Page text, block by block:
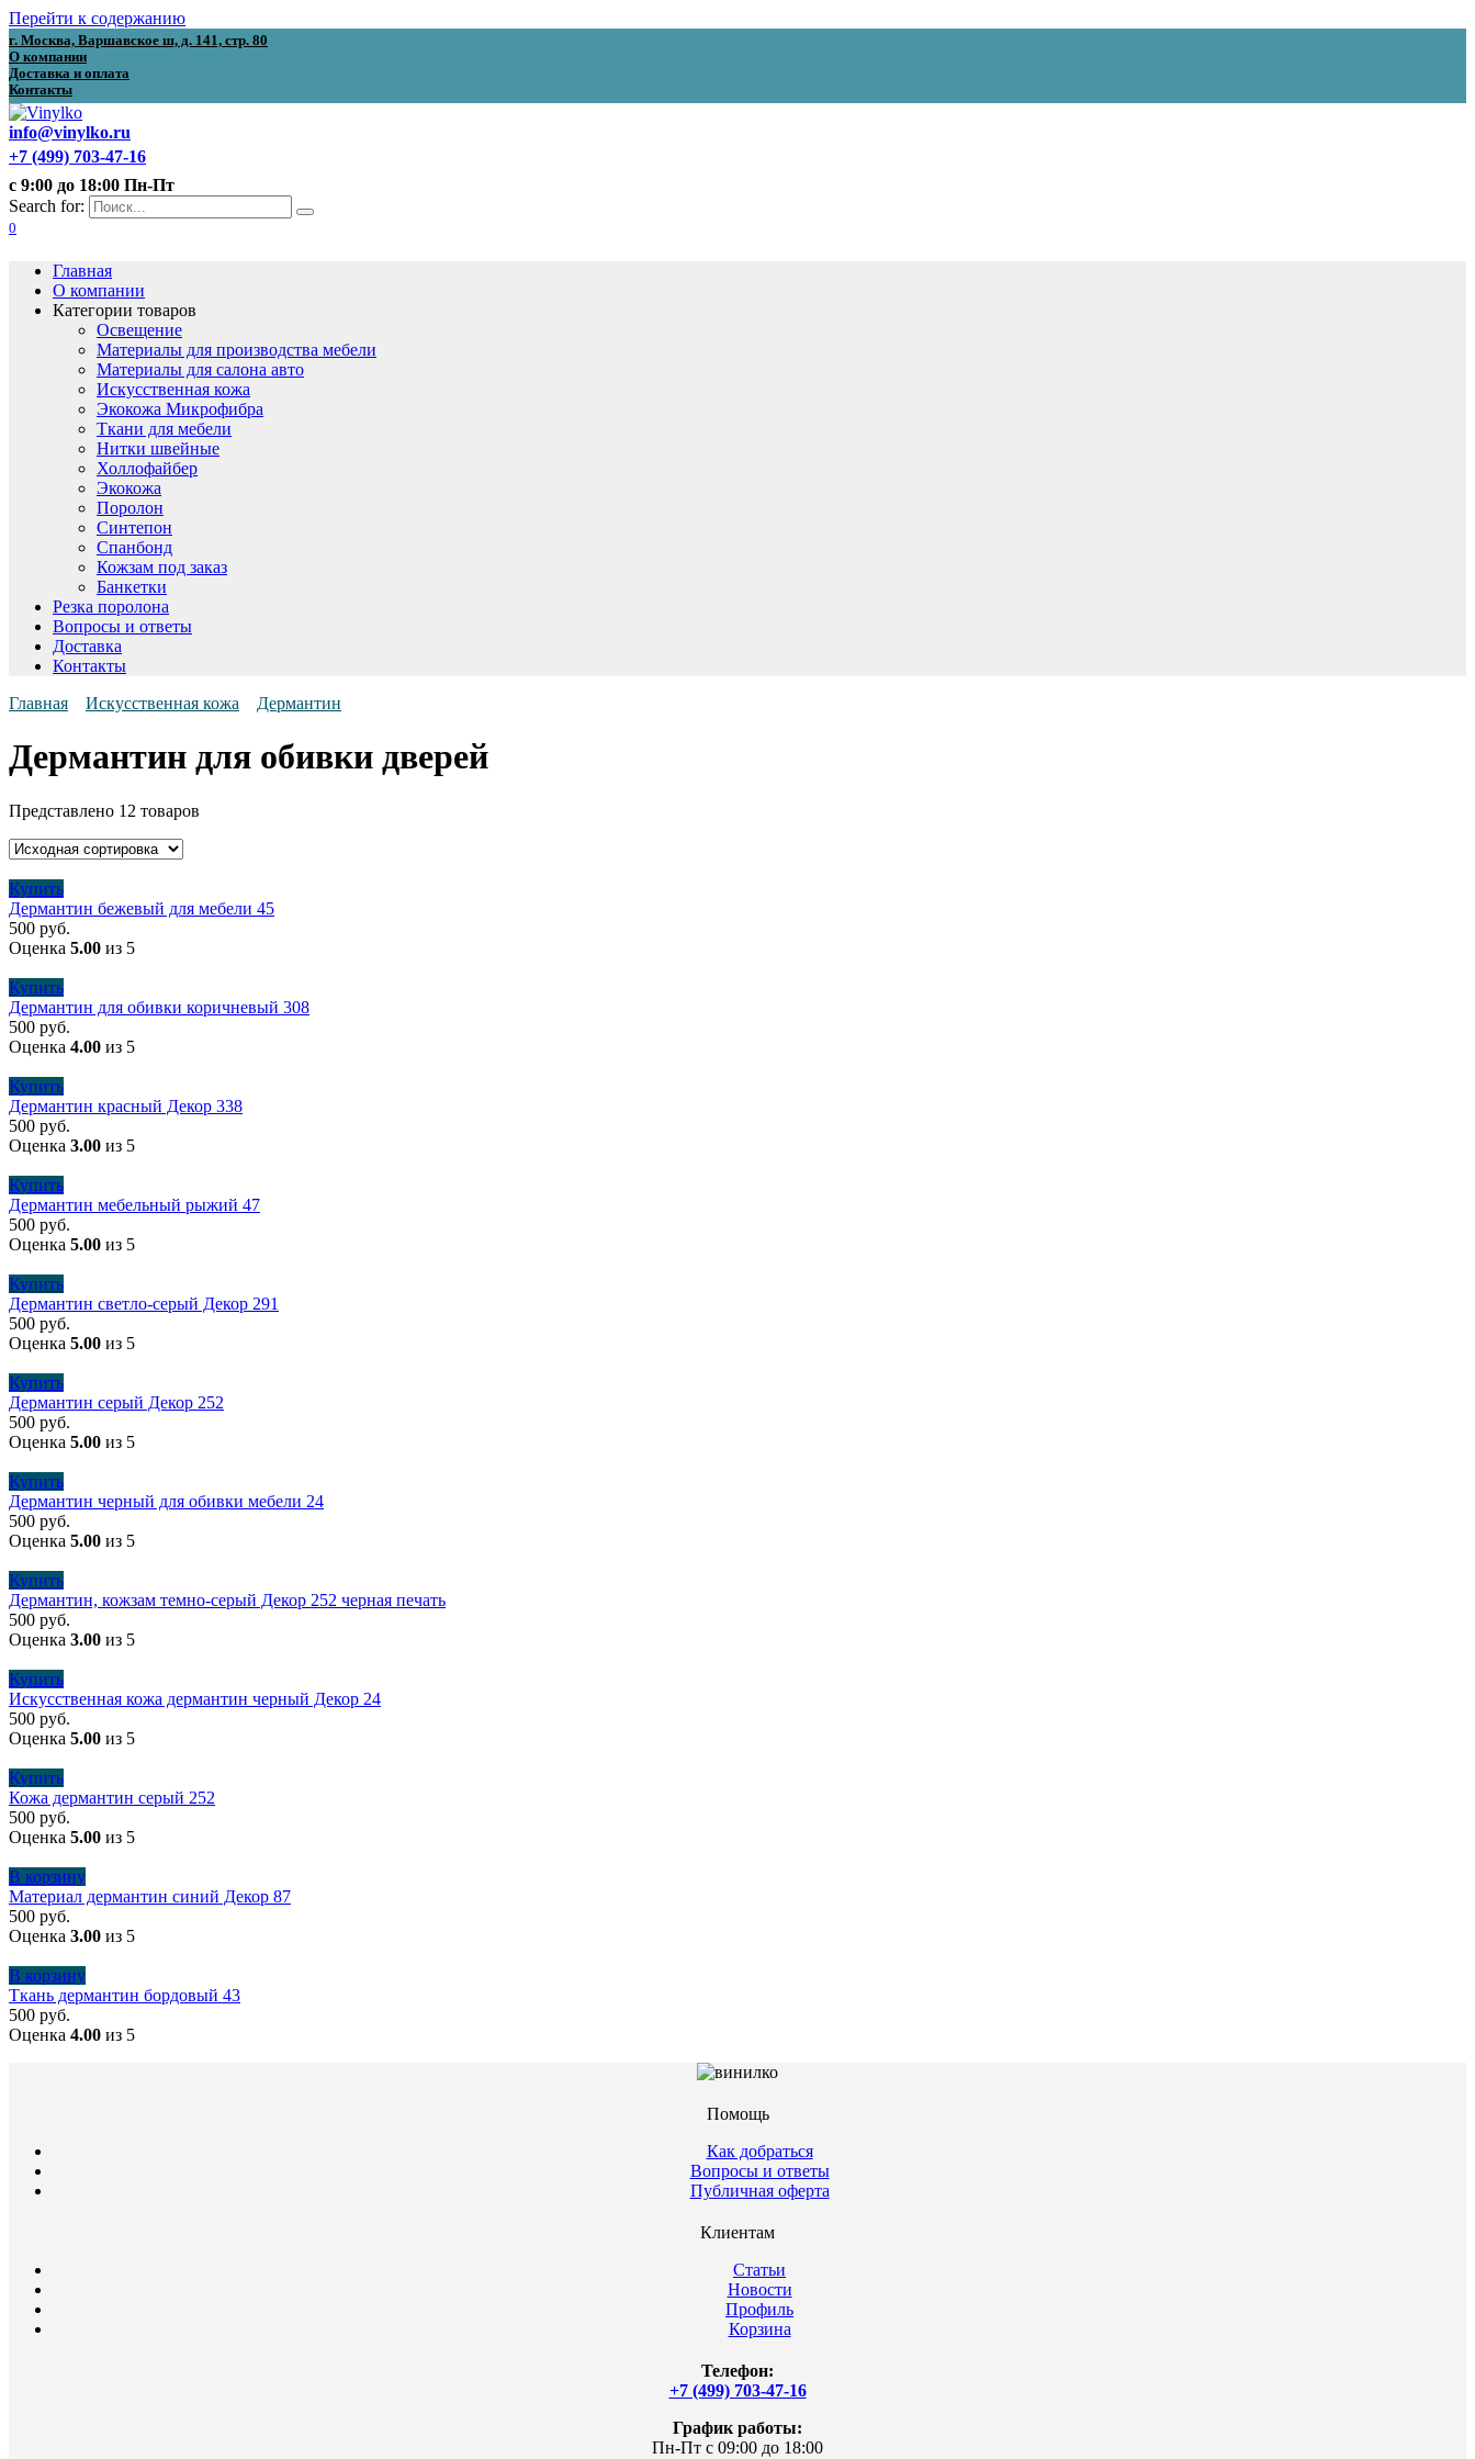
Перейти к содержанию
г. Москва, Варшавское ш, д. 141, стр. 80
О компании
Доставка и оплата
Контакты
info@vinylko.ru
+7 (499) 703-47-16
с 9:00 до 18:00 Пн-Пт
Search for:
0
Главная
О компании
Категории товаров
Освещение
Материалы для производства мебели
Материалы для салона авто
Искусственная кожа
Экокожа Микрофибра
Ткани для мебели
Нитки швейные
Холлофайбер
Экокожа
Поролон
Синтепон
Спанбонд
Кожзам под заказ
Банкетки
Резка поролона
Вопросы и ответы
Доставка
Контакты
Главная
Искусственная кожа Дермантин
Дермантин для обивки дверей
Представлено 12 товаров
Купить
Дермантин бежевый для мебели 45
500 руб.
Оценка 5.00 из 5
Купить
Дермантин для обивки коричневый 308
500 руб.
Оценка 4.00 из 5
Купить
Дермантин красный Декор 338
500 руб.
Оценка 3.00 из 5
Купить
Дермантин мебельный рыжий 47
500 руб.
Оценка 5.00 из 5
Купить
Дермантин светло-серый Декор 291
500 руб.
Оценка 5.00 из 5
Купить
Дермантин серый Декор 252
500 руб.
Оценка 5.00 из 5
Купить
Дермантин черный для обивки мебели 24
500 руб.
Оценка 5.00 из 5
Купить
Дермантин, кожзам темно-серый Декор 252 черная печать
500 руб.
Оценка 3.00 из 5
Купить
Искусственная кожа дермантин черный Декор 24
500 руб.
Оценка 5.00 из 5
Купить
Кожа дермантин серый 252
500 руб.
Оценка 5.00 из 5
В корзину
Материал дермантин синий Декор 87
500 руб.
Оценка 3.00 из 5
В корзину
Ткань дермантин бордовый 43
500 руб.
Оценка 4.00 из 5
Помощь
Как добраться
Вопросы и ответы
Публичная оферта
Клиентам
Статьи
Новости
Профиль
Корзина
Телефон:
+7 (499) 703-47-16
График работы:
Пн-Пт с 09:00 до 18:00